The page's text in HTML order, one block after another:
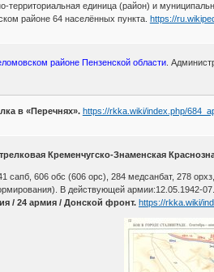
территориальная единица (район) и
районе 64 населённых пункта. https://
районе Пензенской области.
в «Перечнях». https://rkka.wiki/index.php/
Кременчугско-Знаменская
сапб, 606 обс (606 орс), 284 медсанбат, 278
В действующей армии:12.05.1942-
/ 24 армия / Донской фронт. https://rkka.wiki/